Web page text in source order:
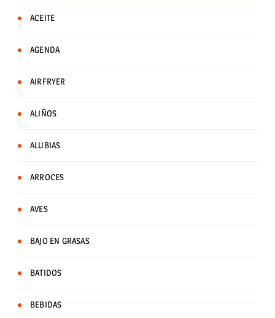
ACEITE
AGENDA
AIRFRYER
ALIÑOS
ALUBIAS
ARROCES
AVES
BAJO EN GRASAS
BATIDOS
BEBIDAS